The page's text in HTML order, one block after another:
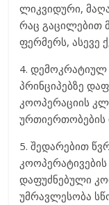
ლიკვიდური,
რაც გაცილებით
ფერმერს, ასევე
4.
პრინციპებზე
კოოპერაციის
ურთიერთობების
5. შედარებით
დაფუძნებული
უმრავლესობა